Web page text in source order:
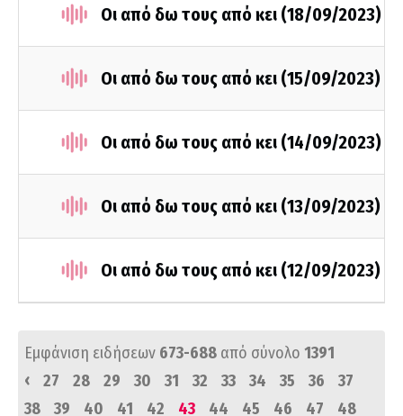
Οι από δω τους από κει (18/09/2023)
Οι από δω τους από κει (15/09/2023)
Οι από δω τους από κει (14/09/2023)
Οι από δω τους από κει (13/09/2023)
Οι από δω τους από κει (12/09/2023)
Εμφάνιση ειδήσεων 673-688 από σύνολο 1391
‹
27 28 29 30 31 32 33 34 35 36
37
38
39 40 41 42 43 44 45 46 47
48